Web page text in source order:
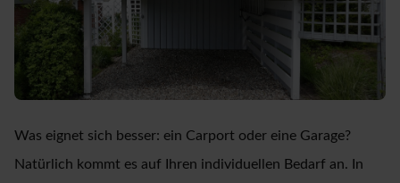
Was eignet sich besser: ein Carport oder eine Garage?
Natürlich kommt es auf Ihren individuellen Bedarf an. In